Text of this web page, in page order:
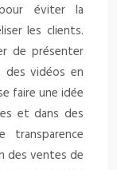
éviter la
les clients.
de présenter
vidéos en
faire une idée
et dans des
transparence
des ventes de